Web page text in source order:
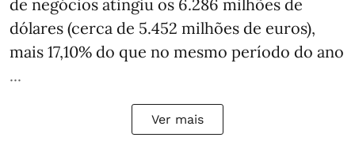
de negócios atingiu os 6.286 milhões de
dólares (cerca de 5.452 milhões de euros),
mais 17,10% do que no mesmo período do ano
...
Ver mais